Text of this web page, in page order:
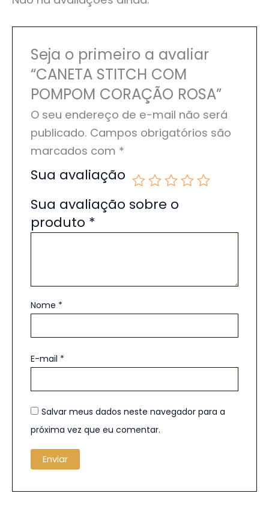
Seja o primeiro a avaliar
“CANETA STITCH COM
POMPOM CORAÇÃO ROSA”
O seu endereço de e-mail não será
publicado. Campos obrigatórios são
marcados com *
Sua avaliação
Sua avaliação sobre o
produto *
Nome *
E-mail *
Salvar meus dados neste navegador para a
próxima vez que eu comentar.